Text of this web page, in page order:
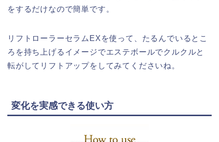
をするだけなので簡単です。
リフトローラーセラムEXを使って、たるんでいるとこ
ろを持ち上げるイメージでエステボールでクルクルと
転がしてリフトアップをしてみてくださいね。
変化を実感できる使い方